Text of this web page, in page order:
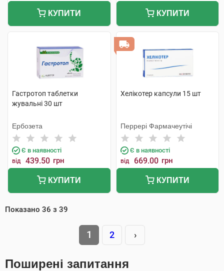
КУПИТИ КУПИТИ
Гастротоп таблетки
жувальні 30 шт
Ербозета
Є в наявності
від 439.50 грн
КУПИТИ
Хелікотер капсули 15 шт
Перрері Фармачеутічі
Є в наявності
від 669.00 грн
КУПИТИ
Показано 36 з 39
1 2 ›
Поширені запитання